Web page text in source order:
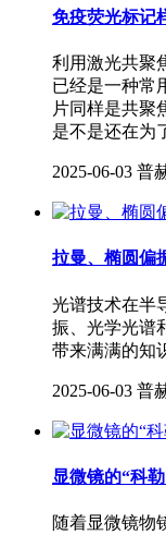
免疫荧光标记
利用激光共聚
已经是一种常
片同样是共聚
是不是还在为
2025-06-03 普
拉曼、椭圆偏
光谱技术在半
振、光学光谱
带来满满的知
2025-06-03 普
显微镜的“科
随着显微镜物